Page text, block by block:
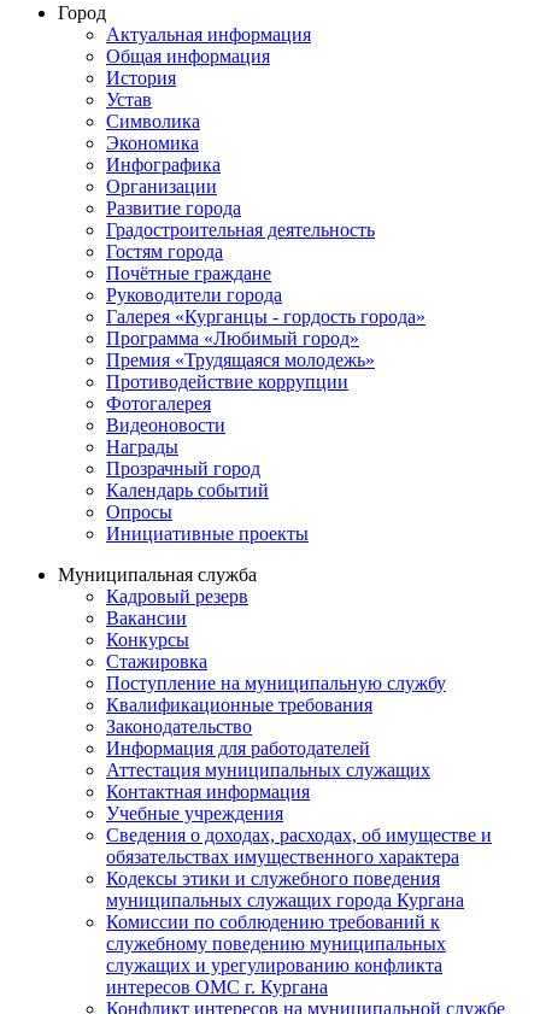
Город
Актуальная информация
Общая информация
История
Устав
Символика
Экономика
Инфографика
Организации
Развитие города
Градостроительная деятельность
Гостям города
Почётные граждане
Руководители города
Галерея «Курганцы - гордость города»
Программа «Любимый город»
Премия «Трудящаяся молодежь»
Противодействие коррупции
Фотогалерея
Видеоновости
Награды
Прозрачный город
Календарь событий
Опросы
Инициативные проекты
Муниципальная служба
Кадровый резерв
Вакансии
Конкурсы
Стажировка
Поступление на муниципальную службу
Квалификационные требования
Законодательство
Информация для работодателей
Аттестация муниципальных служащих
Контактная информация
Учебные учреждения
Сведения о доходах, расходах, об имуществе и
обязательствах имущественного характера
Кодексы этики и служебного поведения
муниципальных служащих города Кургана
Комиссии по соблюдению требований к
служебному поведению муниципальных
служащих и урегулированию конфликта
интересов ОМС г. Кургана
Конфликт интересов на муниципальной службе